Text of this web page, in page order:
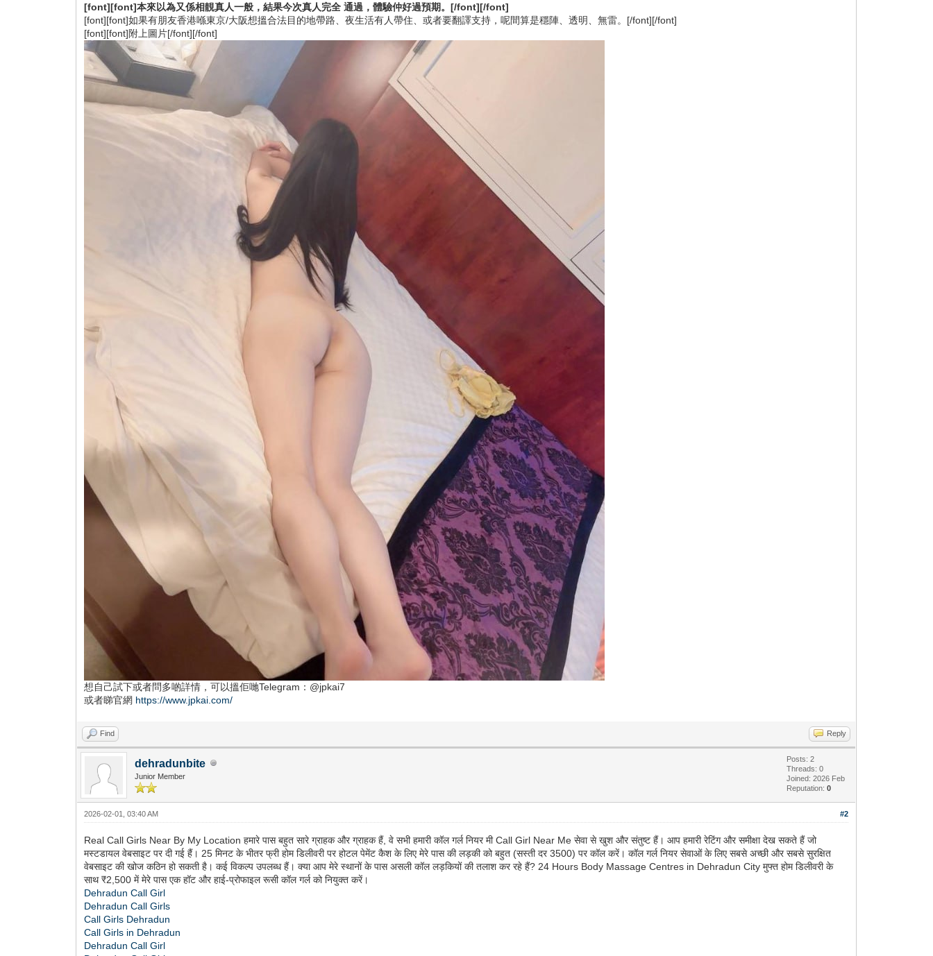
[font][font]本來以為又係相靚真人一般，結果今次真人完全 通過，體驗仲好過預期。[/font][/font]
[font][font]如果有朋友香港喺東京/大阪想搵合法目的地帶路、夜生活有人帶住、或者要翻譯支持，呢間算是穩陣、透明、無雷。[/font][/font]
[font][font]附上圖片[/font][/font]
想自己試下或者問多啲詳情，可以搵佢哋Telegram：@jpkai7
或者睇官網 https://www.jpkai.com/
Find Reply
dehradunbite
Junior Member
Posts: 2
Threads: 0
Joined: 2026 Feb
Reputation:0
#2
2026-02-01, 03:40 AM
Real Call Girls Near By My Location हमारे पास बहुत सारे ग्राहक और ग्राहक हैं, वे सभी हमारी कॉल गर्ल नियर मी Call Girl Near Me सेवा से खुश और संतुष्ट हैं। आप हमारी रेटिंग और समीक्षा देख सकते हैं जो
मस्टडायल वेबसाइट पर दी गई हैं। 25 मिनट के भीतर फ्री होम डिलीवरी पर होटल पेमेंट कैश के लिए मेरे पास की लड़की को बहुत (सस्ती दर 3500) पर कॉल करें। कॉल गर्ल नियर सेवाओं के लिए सबसे अच्छी और सबसे सुरक्षित
वेबसाइट की खोज कठिन हो सकती है। कई विकल्प उपलब्ध हैं। क्या आप मेरे स्थानों के पास असली कॉल लड़कियों की तलाश कर रहे हैं? 24 Hours Body Massage Centres in Dehradun City मुफ्त होम डिलीवरी के
साथ ₹2,500 में मेरे पास एक हॉट और हाई-प्रोफाइल रूसी कॉल गर्ल को नियुक्त करें।
Dehradun Call Girl
Dehradun Call Girls
Call Girls Dehradun
Call Girls in Dehradun
Dehradun Call Girl